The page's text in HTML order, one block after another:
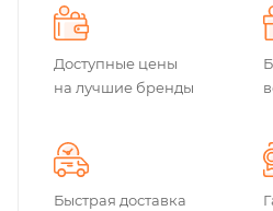
Доступные цены
на лучшие бренды
Быстрая доставка